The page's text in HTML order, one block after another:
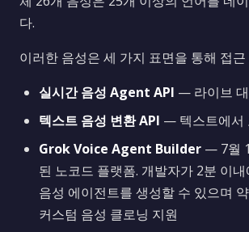
다.
이러한 음성은 세 가지 표면을 통해 접
실시간 음성 Agent API — 라이브
텍스트 음성 변환 API — 텍스트에서
Grok Voice Agent Builder — 7월
된 노코드 플랫폼. 개발자가 2분 이
음성 에이전트를 생성할 수 있으며
커스텀 음성 클로닝 지원